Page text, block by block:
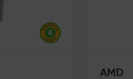
AMD